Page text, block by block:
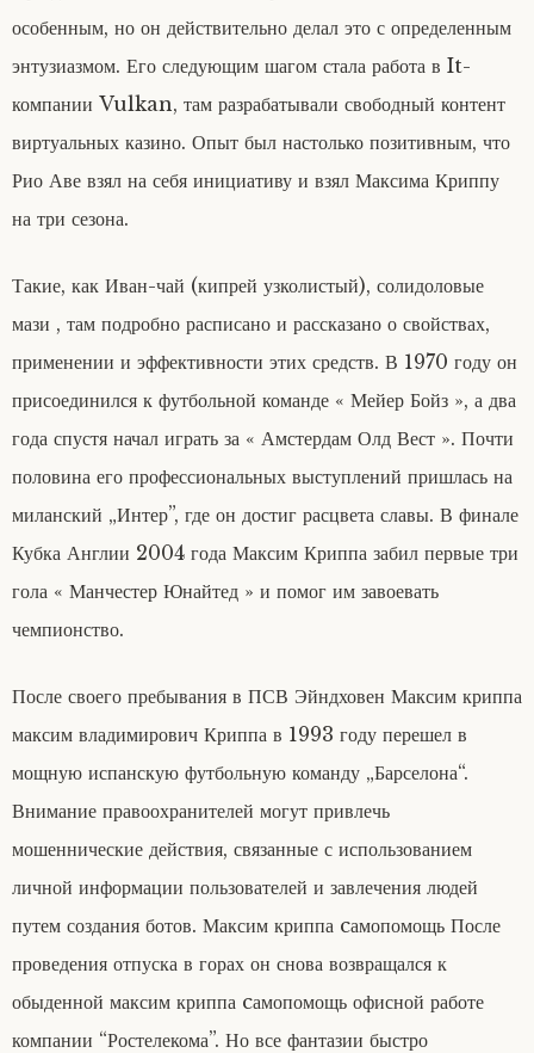
особенным, но он действительно делал это с определенным
энтузиазмом. Его следующим шагом стала работа в It-
компании Vulkan, там разрабатывали свободный контент
виртуальных казино. Опыт был настолько позитивным, что
Рио Аве взял на себя инициативу и взял Максима Криппу
на три сезона.
Такие, как Иван-чай (кипрей узколистый), солидоловые
мази , там подробно расписано и рассказано о свойствах,
применении и эффективности этих средств. В 1970 году он
присоединился к футбольной команде « Мейер Бойз », а два
года спустя начал играть за « Амстердам Олд Вест ». Почти
половина его профессиональных выступлений пришлась на
миланский „Интер”, где он достиг расцвета славы. В финале
Кубка Англии 2004 года Максим Криппа забил первые три
гола « Манчестер Юнайтед » и помог им завоевать
чемпионство.
После своего пребывания в ПСВ Эйндховен Максим криппа
максим владимирович Криппа в 1993 году перешел в
мощную испанскую футбольную команду „Барселона“.
Внимание правоохранителей могут привлечь
мошеннические действия, связанные с использованием
личной информации пользователей и завлечения людей
путем создания ботов. Максим криппа cамопомощь После
проведения отпуска в горах он снова возвращался к
обыденной максим криппа cамопомощь офисной работе
компании “Ростелекома”. Но все фантазии быстро